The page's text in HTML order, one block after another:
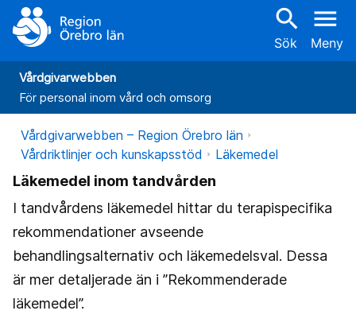
search
Sök
menu
Meny
Vårdgivarwebben
För personal inom vård och omsorg
Vårdgivarwebben – Region Örebro län
Vårdriktlinjer och kunskapsstöd
Läkemedel
Läkemedel inom tandvården
I tandvårdens läkemedel hittar du terapispecifika
rekommendationer avseende
behandlingsalternativ och läkemedelsval. Dessa
är mer detaljerade än i ”Rekommenderade
läkemedel”.